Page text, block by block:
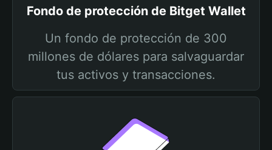
Fondo de protección de Bitget Wallet
Un fondo de protección de 300
millones de dólares para salvaguardar
tus activos y transacciones.